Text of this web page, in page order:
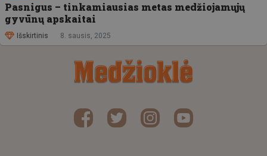
Pasnigus – tinkamiausias metas medžiojamųjų
gyvūnų apskaitai
Išskirtinis 8. sausis, 2025